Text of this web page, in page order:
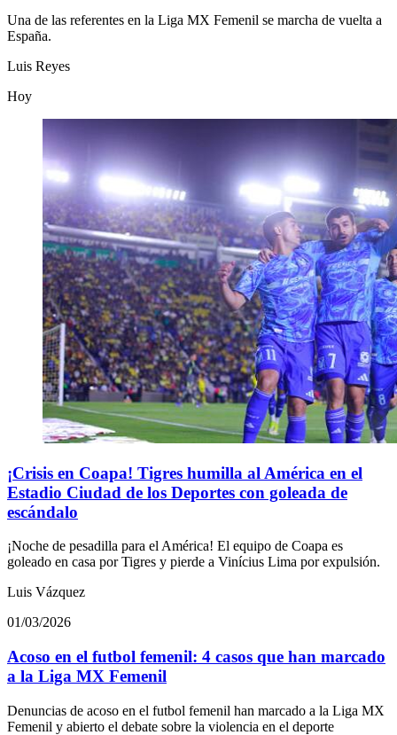
Una de las referentes en la Liga MX Femenil se marcha de vuelta a
España.
Luis Reyes
Hoy
¡Crisis en Coapa! Tigres humilla al América en el
Estadio Ciudad de los Deportes con goleada de
escándalo
¡Noche de pesadilla para el América! El equipo de Coapa es
goleado en casa por Tigres y pierde a Vinícius Lima por expulsión.
Luis Vázquez
01/03/2026
Acoso en el futbol femenil: 4 casos que han marcado
a la Liga MX Femenil
Denuncias de acoso en el futbol femenil han marcado a la Liga MX
Femenil y abierto el debate sobre la violencia en el deporte